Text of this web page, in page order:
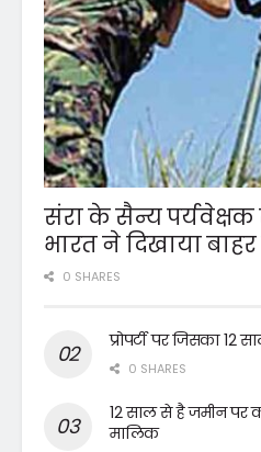
संरा के सैन्य
भारत ने दिखाया बाहर
0 SHARES
प्रोपर्टी पर जिसका 12
0 SHARES
12 साल से है जमीन पर
मालिक